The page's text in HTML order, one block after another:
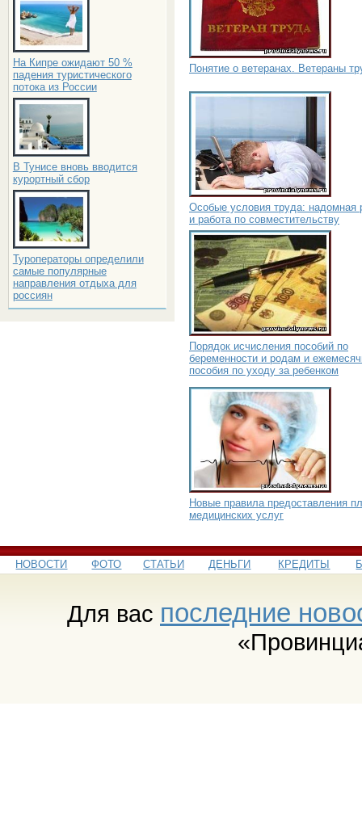
На Кипре ожидают 50 %
падения туристического
потока из России
В Тунисе вновь вводится
курортный сбор
Туроператоры определили
самые популярные
направления отдыха для
россиян
Понятие о ветеранах. Ветераны
Особые условия труда: надомная
и работа по совместительству
Порядок исчисления пособий по
беременности и родам и
пособия по уходу за ребенком
Новые правила предоставления
медицинских услуг
НОВОСТИ ФОТО СТАТЬИ ДЕНЬГИ КРЕДИТЫ
Для вас последние